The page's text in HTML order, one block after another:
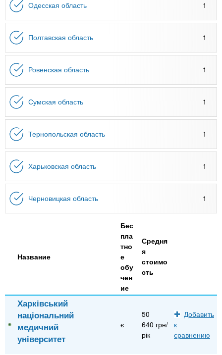
Одесская область 1
Полтавская область 1
Ровенская область 1
Сумская область 1
Тернопольская область 1
Харьковская область 1
Черновицкая область 1
Название
Бес
пла
тно
е
обу
чен
ие
Средня
я
стоимо
сть
Харківський
національний
медичний
університет
є
50
640 грн/
рік
Добавить
к
сравнению